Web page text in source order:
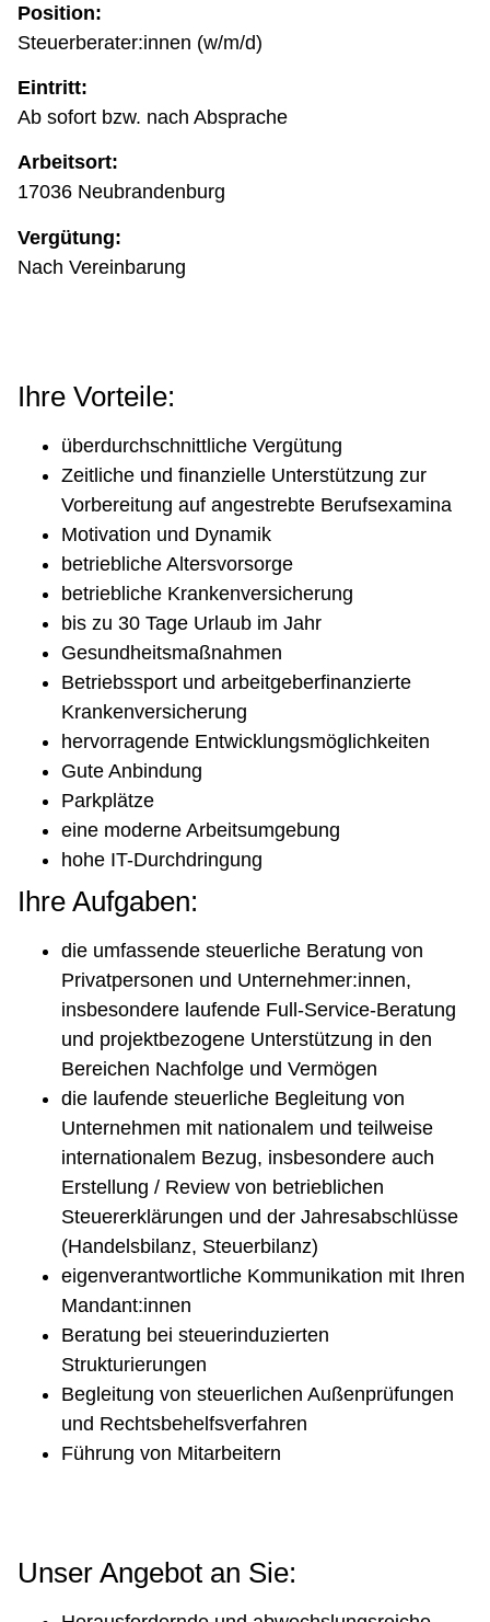
Position:
Steuerberater:innen (w/m/d)
Eintritt:
Ab sofort bzw. nach Absprache
Arbeitsort:
17036 Neubrandenburg
Vergütung:
Nach Vereinbarung
Ihre Vorteile:
überdurchschnittliche Vergütung
Zeitliche und finanzielle Unterstützung zur
Vorbereitung auf angestrebte Berufsexamina
Motivation und Dynamik
betriebliche Altersvorsorge
betriebliche Krankenversicherung
bis zu 30 Tage Urlaub im Jahr
Gesundheitsmaßnahmen
Betriebssport und arbeitgeberfinanzierte
Krankenversicherung
hervorragende Entwicklungsmöglichkeiten
Gute Anbindung
Parkplätze
eine moderne Arbeitsumgebung
hohe IT-Durchdringung
Ihre Aufgaben:
die umfassende steuerliche Beratung von
Privatpersonen und Unternehmer:innen,
insbesondere laufende Full-Service-Beratung
und projektbezogene Unterstützung in den
Bereichen Nachfolge und Vermögen
die laufende steuerliche Begleitung von
Unternehmen mit nationalem und teilweise
internationalem Bezug, insbesondere auch
Erstellung / Review von betrieblichen
Steuererklärungen und der Jahresabschlüsse
(Handelsbilanz, Steuerbilanz)
eigenverantwortliche Kommunikation mit Ihren
Mandant:innen
Beratung bei steuerinduzierten
Strukturierungen
Begleitung von steuerlichen Außenprüfungen
und Rechtsbehelfsverfahren
Führung von Mitarbeitern
Unser Angebot an Sie: